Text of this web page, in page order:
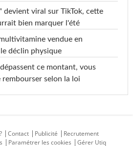
devient viral sur TikTok, cette
bien marquer l'été
vendue en
déclin physique
ce montant, vous
rembourser selon la loi
Contact Publicité
Recrutement
Paramétrer les cookies Gérer Utiq